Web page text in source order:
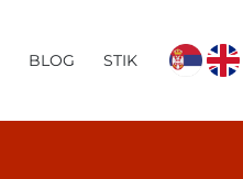
BLOG STIK